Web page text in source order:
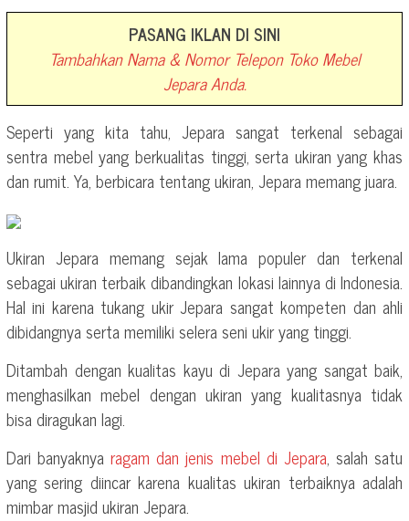
PASANG IKLAN DI SINI
Tambahkan Nama & Nomor Telepon Toko Mebel
Jepara Anda.
Seperti yang kita tahu, Jepara sangat terkenal sebagai
sentra mebel yang berkualitas tinggi, serta ukiran yang khas
dan rumit. Ya, berbicara tentang ukiran, Jepara memang juara.
Ukiran Jepara memang sejak lama populer dan terkenal
sebagai ukiran terbaik dibandingkan lokasi lainnya di Indonesia.
Hal ini karena tukang ukir Jepara sangat kompeten dan ahli
dibidangnya serta memiliki selera seni ukir yang tinggi.
Ditambah dengan kualitas kayu di Jepara yang sangat baik,
menghasilkan mebel dengan ukiran yang kualitasnya tidak
bisa diragukan lagi.
Dari banyaknyaragam dan jenis mebel di Jepara, salah satu
yang sering diincar karena kualitas ukiran terbaiknya adalah
mimbar masjid ukiran Jepara.